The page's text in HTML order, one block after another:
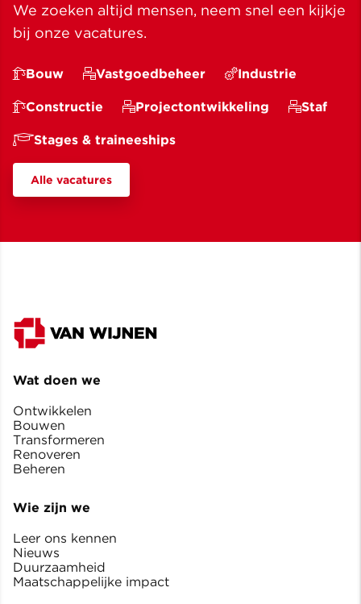
We zoeken altijd mensen, neem snel een kijkje
bij onze vacatures.
Bouw Vastgoedbeheer Industrie
Constructie Projectontwikkeling Staf
Stages & traineeships
Alle vacatures
Wat doen we
Ontwikkelen
Bouwen
Transformeren
Renoveren
Beheren
Wie zijn we
Leer ons kennen
Nieuws
Duurzaamheid
Maatschappelijke impact